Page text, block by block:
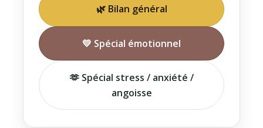
🌿 Bilan général
💛 Spécial émotionnel
🫶 Spécial stress / anxiété /
angoisse